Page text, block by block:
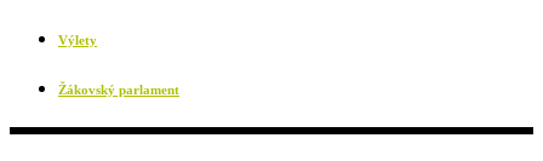
Výlety
Žákovský parlament